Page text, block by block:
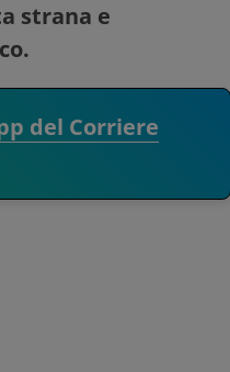
strana e
del Corriere